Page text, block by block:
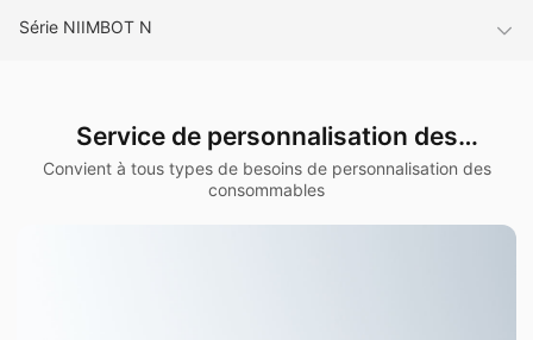
Série NIIMBOT N
Service de personnalisation des
consommables
Convient à tous types de besoins de personnalisation des
consommables